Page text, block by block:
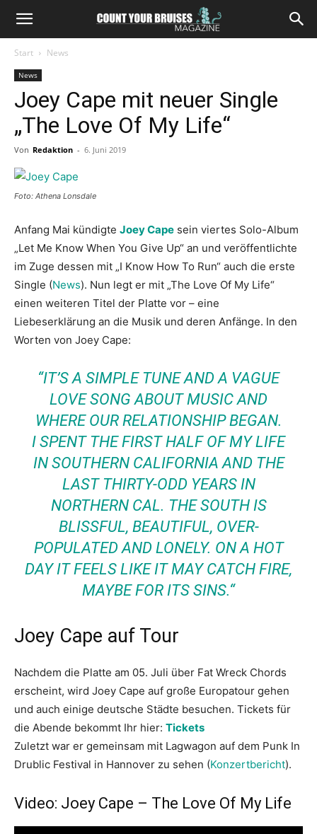
Start News
News
Joey Cape mit neuer Single
„The Love Of My Life“
Von Redaktion - 6. Juni 2019
Foto: Athena Lonsdale
Anfang Mai kündigte Joey Cape sein viertes Solo-Album
„Let Me Know When You Give Up“ an und veröffentlichte
im Zuge dessen mit „I Know How To Run“ auch die erste
Single (News). Nun legt er mit „The Love Of My Life“
einen weiteren Titel der Platte vor – eine
Liebeserklärung an die Musik und deren Anfänge. In den
Worten von Joey Cape:
“IT’S A SIMPLE TUNE AND A VAGUE
LOVE SONG ABOUT MUSIC AND
WHERE OUR RELATIONSHIP BEGAN.
I SPENT THE FIRST HALF OF MY LIFE
IN SOUTHERN CALIFORNIA AND THE
LAST THIRTY-ODD YEARS IN
NORTHERN CAL. THE SOUTH IS
BLISSFUL, BEAUTIFUL, OVER-
POPULATED AND LONELY. ON A HOT
DAY IT FEELS LIKE IT MAY CATCH FIRE,
MAYBE FOR ITS SINS.“
Joey Cape auf Tour
Nachdem die Platte am 05. Juli über Fat Wreck Chords
erscheint, wird Joey Cape auf große Europatour gehen
und auch einige deutsche Städte besuchen. Tickets für
die Abende bekommt Ihr hier: Tickets
Zuletzt war er gemeinsam mit Lagwagon auf dem Punk In
Drublic Festival in Hannover zu sehen (Konzertbericht).
Video: Joey Cape – The Love Of My Life